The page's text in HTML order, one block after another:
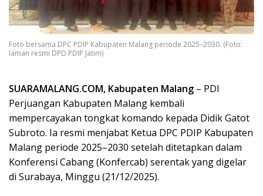
Foto bersama DPC PDIP Kabupaten Malang periode 2025–2030. (Foto:
laman resmi DPD PDIP Jatim)
SUARAMALANG.COM, Kabupaten Malang – PDI
Perjuangan Kabupaten Malang kembali
mempercayakan tongkat komando kepada Didik Gatot
Subroto. Ia resmi menjabat Ketua DPC PDIP Kabupaten
Malang periode 2025–2030 setelah ditetapkan dalam
Konferensi Cabang (Konfercab) serentak yang digelar
di Surabaya, Minggu (21/12/2025).